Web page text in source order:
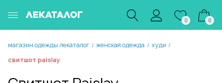
ЛЕКАТАЛОГ
0 0
магазин одежды лекаталог / женская одежда / худи /
свитшот paislay